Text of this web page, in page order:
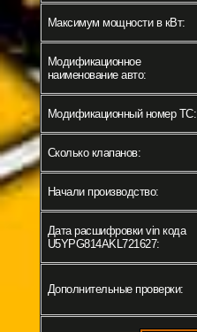
Максимум мощности в кВт:
Модификационное
наименование авто:
Модификационный номер ТС:
Сколько клапанов:
Начали производство:
Дата расшифровки vin кода
U5YPG814AKL721627:
Дополнительные проверки: